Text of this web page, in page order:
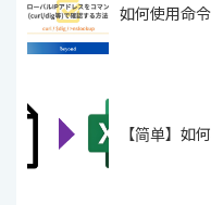
如何使用命
【简单】如